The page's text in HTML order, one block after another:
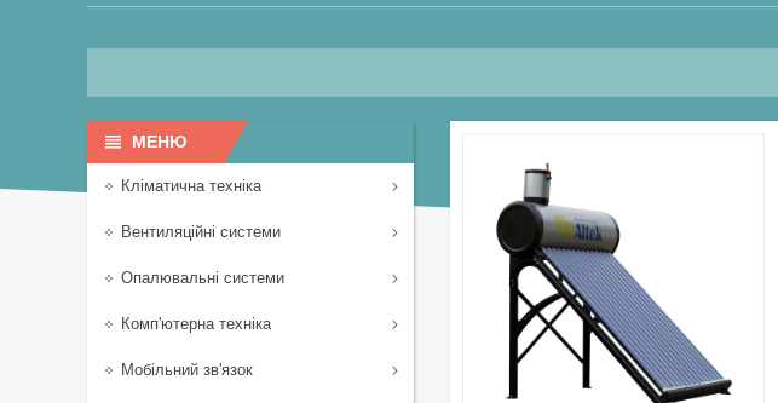
Кліматична техніка
Вентиляційні системи
Опалювальні системи
Комп'ютерна техніка
Мобільний зв'язок